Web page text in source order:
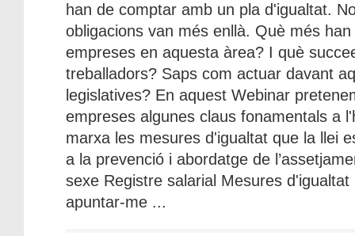
han de comptar amb un pla d'igualtat.
obligacions van més enllà. Què més
empreses en aquesta àrea? I què
treballadors? Saps com actuar davant
legislatives? En aquest Webinar
empreses algunes claus fonamentals a
marxa les mesures d'igualtat que la llei
a la prevenció i abordatge de
sexe Registre salarial Mesures d'igualtat
apuntar-me ...